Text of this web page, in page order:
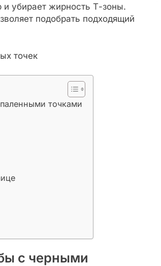
и убирает жирность Т-зоны.
подобрать подходящий
точками
с черными